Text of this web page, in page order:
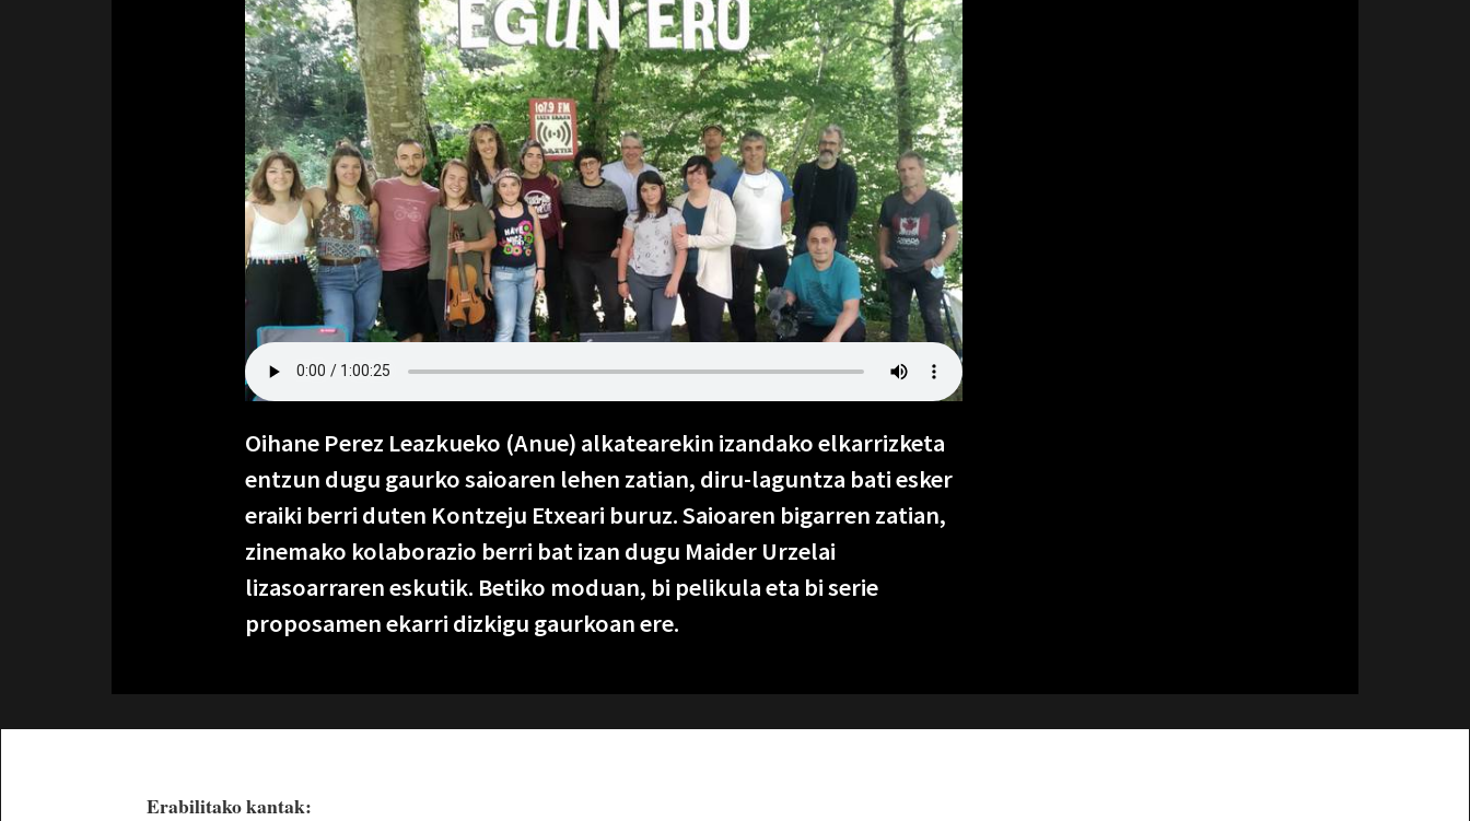
Oihane Perez Leazkueko (Anue) alkatearekin izandako elkarrizketa
entzun dugu gaurko saioaren lehen zatian, diru-laguntza bati esker
eraiki berri duten Kontzeju Etxeari buruz. Saioaren bigarren zatian,
zinemako kolaborazio berri bat izan dugu Maider Urzelai
lizasoarraren eskutik. Betiko moduan, bi pelikula eta bi serie
proposamen ekarri dizkigu gaurkoan ere.
Erabilitako kantak: